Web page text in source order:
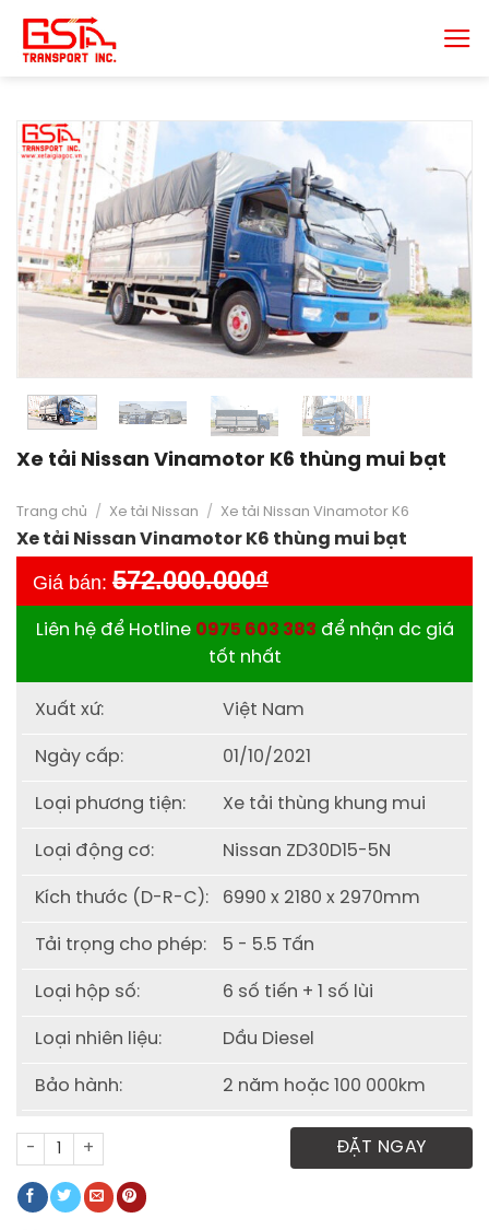
đến
nội
Xe tải Nissan Vinamotor K6 thùng mui bạt
Trang chủ / Xe tải Nissan / Xe tải Nissan Vinamotor K6
Xe tải Nissan Vinamotor K6 thùng mui bạt
Giá bán: 572.000.000₫
Liên hệ để Hotline 0975 603 383 để nhận dc giá
tốt nhất
Xuất xứ: Việt Nam
Ngày cấp: 01/10/2021
Loại phương tiện: Xe tải thùng khung mui
Loại động cơ: Nissan ZD30D15-5N
Kích thước (D-R-C): 6990 x 2180 x 2970mm
Tải trọng cho phép: 5 - 5.5 Tấn
Loại hộp số: 6 số tiến + 1 số lùi
Loại nhiên liệu: Dầu Diesel
Bảo hành: 2 năm hoặc 100 000km
Xe tải Nissan Vinamotor K6 thùng mui bạt số lượng
ĐẶT NGAY